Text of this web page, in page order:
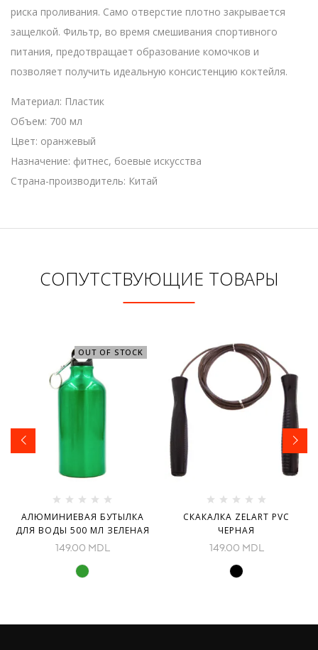
риска проливания. Само отверстие плотно закрывается
защелкой. Фильтр, во время смешивания спортивного
питания, предотвращает образование комочков и
позволяет получить идеальную консистенцию коктейля.
Материал: Пластик
Объем: 700 мл
Цвет: оранжевый
Назначение: фитнес, боевые искусства
Страна-производитель: Китай
СОПУТСТВУЮЩИЕ ТОВАРЫ
OUT OF STOCK
АЛЮМИНИЕВАЯ БУТЫЛКА
ДЛЯ ВОДЫ 500 МЛ ЗЕЛЕНАЯ
149.00 MDL
СКАКАЛКА ZELART PVC
ЧЕРНАЯ
149.00 MDL